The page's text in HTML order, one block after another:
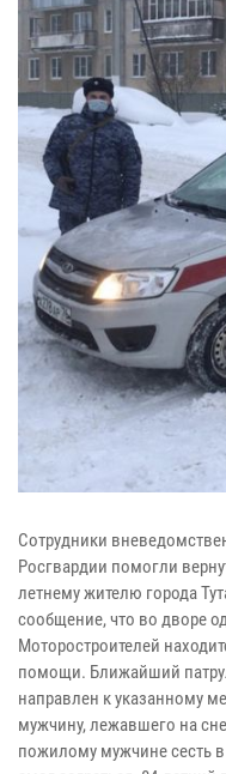
Сотрудники
Росгвардии помогли
летнему жителю города
сообщение, что во дворе
Моторостроителей
помощи. Ближайший
направлен к указанному
мужчину, лежавшего на
пожилому мужчине сесть